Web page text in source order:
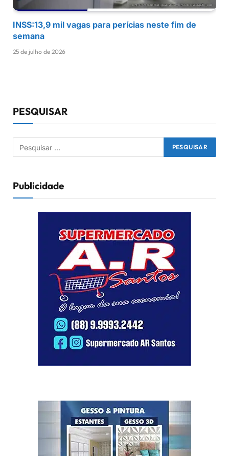
INSS:13,9 mil vagas para perícias neste fim de
semana
25 de julho de 2026
PESQUISAR
Publicidade